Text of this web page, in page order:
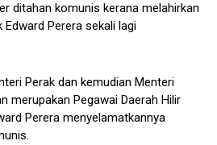
ditahan komunis kerana melahirkan
Perera sekali lagi
Perak dan kemudian Menteri
merupakan Pegawai Daerah Hilir
Perera menyelamatkannya